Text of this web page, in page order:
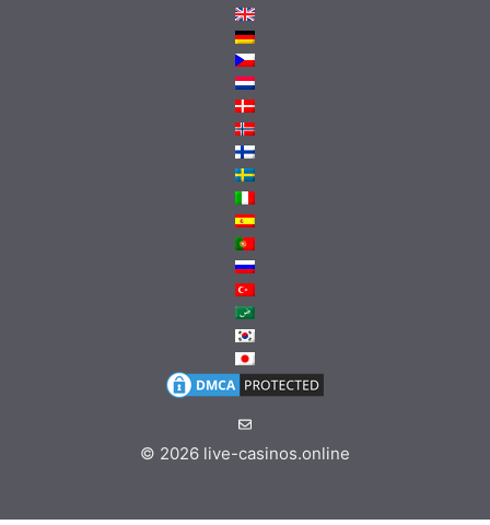
© 2026 live-casinos.online